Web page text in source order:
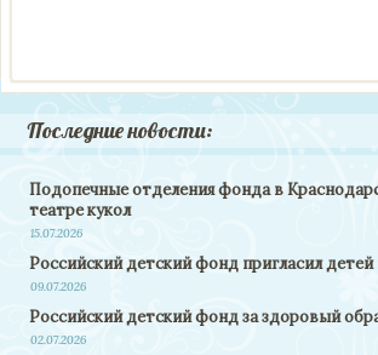
Последние новости:
Подопечные отделения фонда в
театре кукол
15.07.2026
Российский детский фонд пригласил детей
09.07.2026
Российский детский фонд за здоровый
02.07.2026